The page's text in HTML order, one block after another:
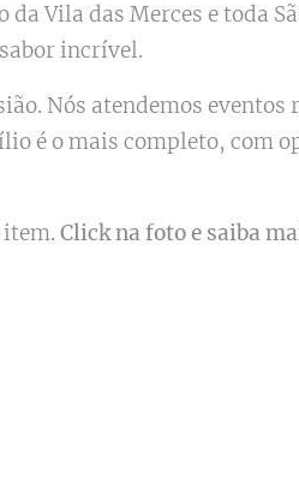
Vila das Merces e toda
incrível.
Nós atendemos eventos
é o mais completo, com
Click na foto e saiba